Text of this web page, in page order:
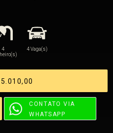
4
4 Vaga(s)
CONTATO VIA
WHATSAPP